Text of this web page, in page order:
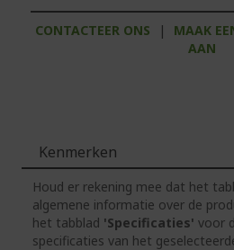
CONTACTEER ONS |
MAAK
AAN
Kenmerken
Houd er rekening mee dat het
algemene informatie over de
het tabblad 'Specificaties' voor
specificaties van het